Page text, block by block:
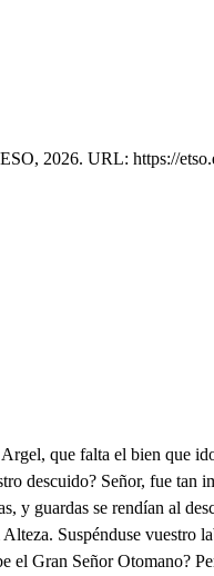
2026. URL: https://
los más escogidos Soldados para la empresa: que yo, por lo que os estimo, os vuelvo a dar la palabra de haceros esposo digno de mi Aurora, y en Argel seréis como yo servido. Con tal favor, gran señor, me infundís más nobles bríos, para partir luego al punto; y ese piélago de vidrio tan continuo ha de brumar vuestras Naves, que al preciso peso del Abeto, agobie la espalda al mar cristalino, no dejando clima extraño que no registre atrevido, des- A2 desde el nevado Alemán, hasta el más tostado Indio. Disparad pieza de leva. Mahoma vaya contigo. Tusco? . Señor, qué mandar? Prevén luego los vestidos, que están hechos a la moda de España, que determino correr todas cuantas Costas guarnece ese cristalino espejo, pues Españoles, según el vaso que vimos nos lo dio a entender, que fueron los que ciegos, y atrevidos emprendieron tal arrojo: de su esfuerzo estoy corrido. Llevar vestidos de Fraile? No, que tengo discurrido el modo que he de tomar. Tú tener raro capricho; tu vestir de Cabaliero? si gáfay el Cristianilio, que conocer por qué estar tiempos en Argel cautivos, cómo poder escapar? Por eso voy prevenido de cartas, y otros papeles de diversos apellidos, de familias Españolas, que las hube de un cautivo, que tenía en mi poder; y con propiedad del mismo,